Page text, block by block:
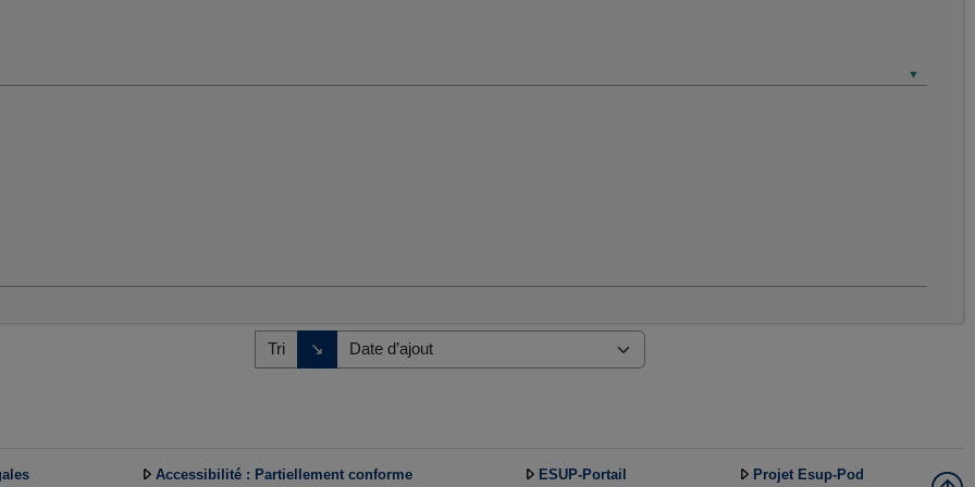
et sociales
Tri ↘
Direction de tri
Accessibilité : Partiellement conforme ESUP-Portail Projet Esup-Pod